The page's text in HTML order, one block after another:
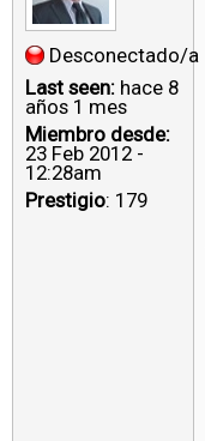
Desconectado/a
Last seen: hace 8
años 1 mes
Miembro desde:
23 Feb 2012 -
12:28am
Prestigio: 179